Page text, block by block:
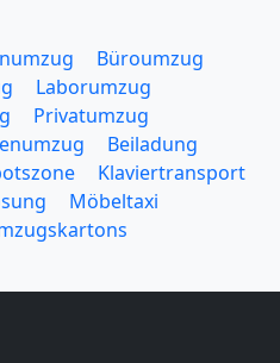
Büroumzug
Laborumzug
Privatumzug
Beiladung
Klaviertransport
Möbeltaxi